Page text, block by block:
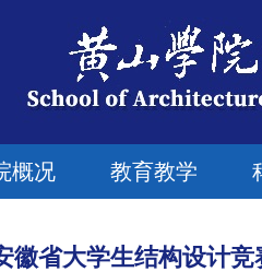
概况 教育教学
徽省大学生结构设计竞